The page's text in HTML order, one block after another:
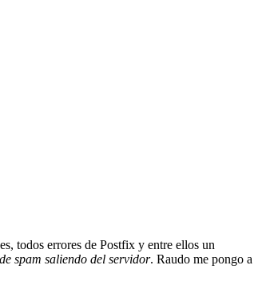
todos errores de Postfix y entre ellos un
spam saliendo del servidor. Raudo me pongo a